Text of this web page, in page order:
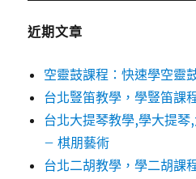
近期文章
空靈鼓課程：快速學空靈
台北豎笛教學，學豎笛課
台北大提琴教學,學大提
– 棋朋藝術
台北二胡教學，學二胡課